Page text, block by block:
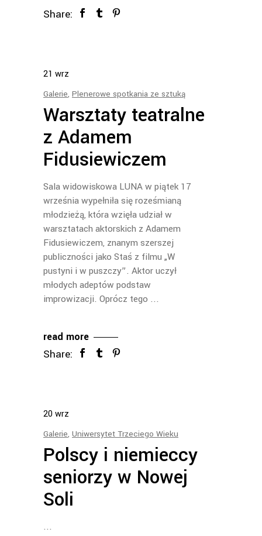
Share:
21 wrz
Galerie, Plenerowe spotkania ze sztuką
Warsztaty teatralne
z Adamem
Fidusiewiczem
Sala widowiskowa LUNA w piątek 17
września wypełniła się roześmianą
młodzieżą, która wzięła udział w
warsztatach aktorskich z Adamem
Fidusiewiczem, znanym szerszej
publiczności jako Staś z filmu „W
pustyni i w puszczy”. Aktor uczył
młodych adeptów podstaw
improwizacji. Oprócz tego
read more
Share:
20wrz
Galerie, Uniwersytet Trzeciego Wieku
Polscy i niemieccy
seniorzy w Nowej
Soli